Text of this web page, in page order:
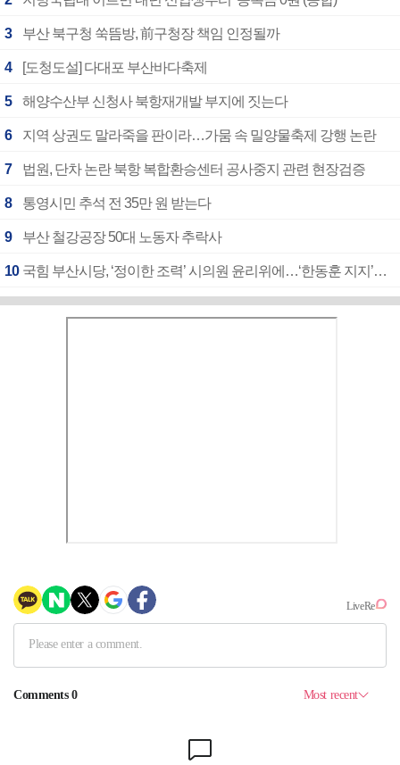
3 부산 북구청 쑥뜸방, 前구청장 책임 인정될까
4 [도청도설] 다대포 부산바다축제
5 해양수산부 신청사 북항재개발 부지에 짓는다
6 지역 상권도 말라죽을 판이라…가뭄 속 밀양물축제 강행 논란
7 법원, 단차 논란 북항 복합환승센터 공사중지 관련 현장검증
8 통영시민 추석 전 35만 원 받는다
9 부산 철강공장 50대 노동자 추락사
10 국힘 부산시당, ‘정이한 조력’ 시의원 윤리위에…‘한동훈 지지’도 신고접수